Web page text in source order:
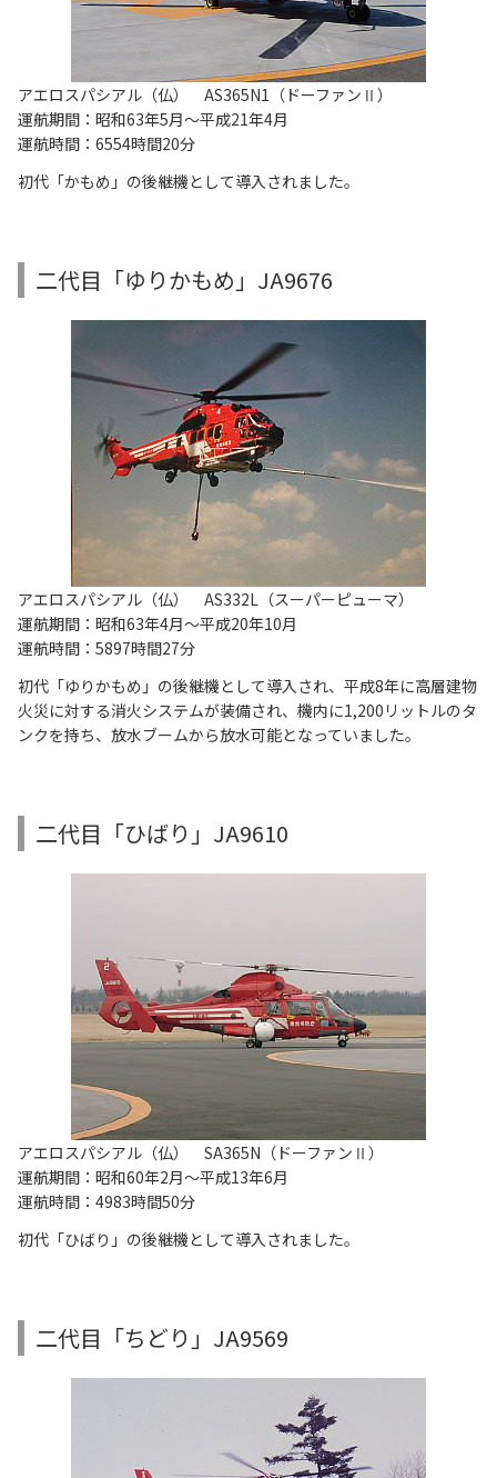
アエロスパシアル（仏） AS365N1（ドーファンⅡ）
運航期間：昭和63年5月～平成21年4月
運航時間：6554時間20分
初代「かもめ」の後継機として導入されました。
二代目「ゆりかもめ」JA9676
アエロスパシアル（仏） AS332L（スーパーピューマ）
運航期間：昭和63年4月～平成20年10月
運航時間：5897時間27分
初代「ゆりかもめ」の後継機として導入され、平成8年に高層建物
火災に対する消火システムが装備され、機内に1,200リットルのタ
ンクを持ち、放水ブームから放水可能となっていました。
二代目「ひばり」JA9610
アエロスパシアル（仏） SA365N（ドーファンⅡ）
運航期間：昭和60年2月～平成13年6月
運航時間：4983時間50分
初代「ひばり」の後継機として導入されました。
二代目「ちどり」JA9569